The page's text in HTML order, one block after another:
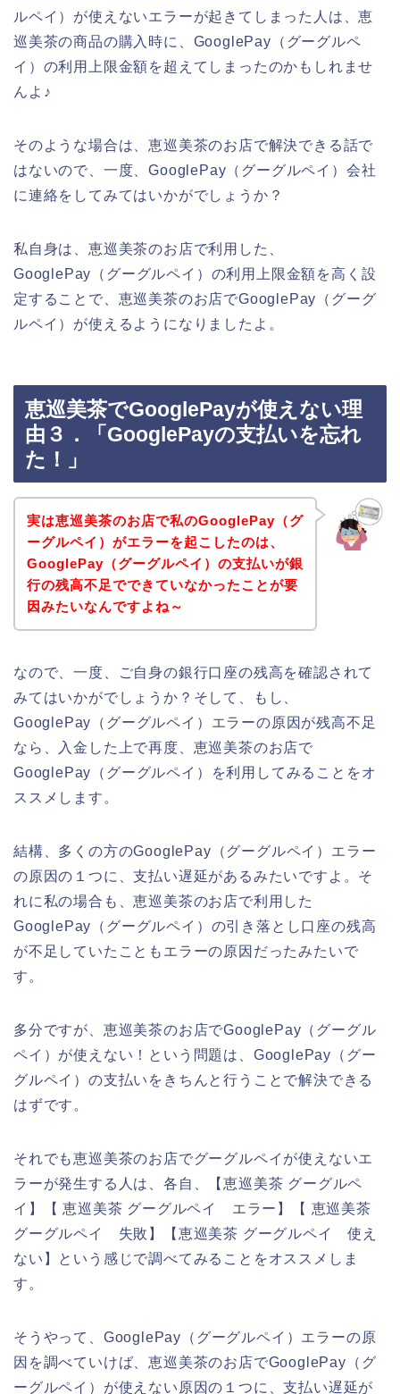
ルペイ）が使えないエラーが起きてしまった人は、恵
巡美茶の商品の購入時に、GooglePay（グーグルペ
イ）の利用上限金額を超えてしまったのかもしれませ
んよ♪
そのような場合は、恵巡美茶のお店で解決できる話で
はないので、一度、GooglePay（グーグルペイ）会社
に連絡をしてみてはいかがでしょうか？
私自身は、恵巡美茶のお店で利用した、
GooglePay（グーグルペイ）の利用上限金額を高く設
定することで、恵巡美茶のお店でGooglePay（グーグ
ルペイ）が使えるようになりましたよ。
恵巡美茶でGooglePayが使えない理
由３．「GooglePayの支払いを忘れ
た！」
実は恵巡美茶のお店で私のGooglePay（グ
ーグルペイ）がエラーを起こしたのは、
GooglePay（グーグルペイ）の支払いが銀
行の残高不足でできていなかったことが要
因みたいなんですよね～
なので、一度、ご自身の銀行口座の残高を確認されて
みてはいかがでしょうか？そして、もし、
GooglePay（グーグルペイ）エラーの原因が残高不足
なら、入金した上で再度、恵巡美茶のお店で
GooglePay（グーグルペイ）を利用してみることをオ
ススメします。
結構、多くの方のGooglePay（グーグルペイ）エラー
の原因の１つに、支払い遅延があるみたいですよ。そ
れに私の場合も、恵巡美茶のお店で利用した
GooglePay（グーグルペイ）の引き落とし口座の残高
が不足していたこともエラーの原因だったみたいで
す。
多分ですが、恵巡美茶のお店でGooglePay（グーグル
ペイ）が使えない！という問題は、GooglePay（グー
グルペイ）の支払いをきちんと行うことで解決できる
はずです。
それでも恵巡美茶のお店でグーグルペイが使えないエ
ラーが発生する人は、各自、【恵巡美茶 グーグルペ
イ】【 恵巡美茶 グーグルペイ エラー】【 恵巡美茶
グーグルペイ 失敗】【恵巡美茶 グーグルペイ 使え
ない】という感じで調べてみることをオススメしま
す。
そうやって、GooglePay（グーグルペイ）エラーの原
因を調べていけば、恵巡美茶のお店でGooglePay（グ
ーグルペイ）が使えない原因の１つに、支払い遅延が